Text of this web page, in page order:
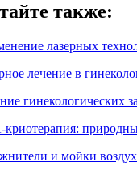
также:
лазерных
лечение в
гинекологических
и мойки